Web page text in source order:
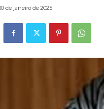
de janeiro de 2025